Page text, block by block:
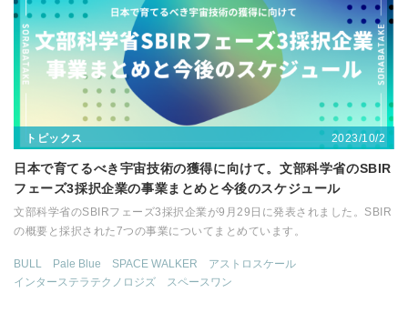
トピックス 2023/10/2
日本で育てるべき宇宙技術の獲得に向けて。文部科学省のSBIR
フェーズ3採択企業の事業まとめと今後のスケジュール
文部科学省のSBIRフェーズ3採択企業が9月29日に発表されました。SBIR
の概要と採択された7つの事業についてまとめています。
BULL Pale Blue SPACE WALKER
アストロスケール
インターステラテクノロジズ
スペースワン